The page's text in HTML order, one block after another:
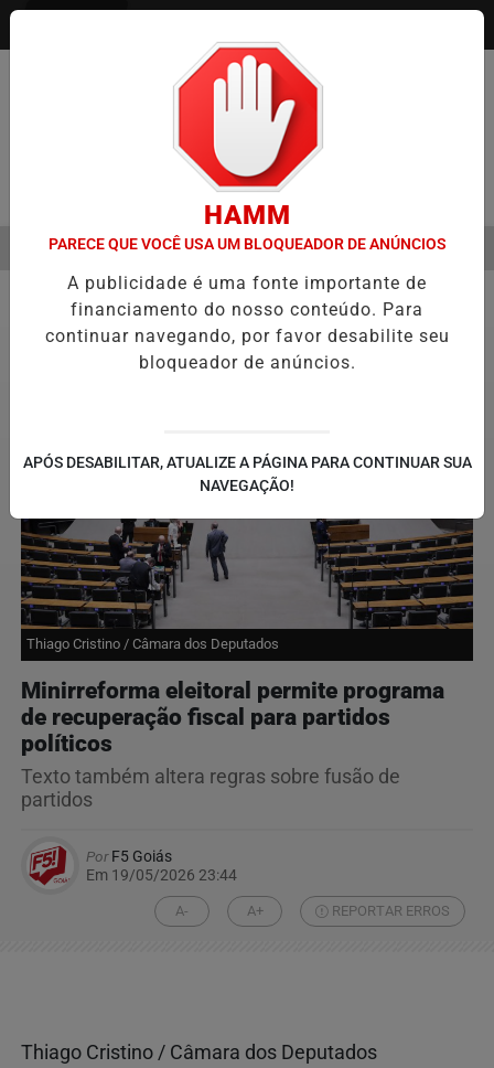
Pesquisar Notícia
É A VIRADA DO VAREJO ÓPTICO EM 2026 WELTON
EM ALTA
MENU
Política
Thiago Cristino / Câmara dos Deputados
Minirreforma eleitoral permite programa
de recuperação fiscal para partidos
políticos
Texto também altera regras sobre fusão de
partidos
PorF5 Goiás
Em 19/05/2026 23:44
A- A+ REPORTAR ERROS
Thiago Cristino / Câmara dos Deputados
HAMM
PARECE QUE VOCÊ USA UM BLOQUEADOR DE ANÚNCIOS
A publicidade é uma fonte importante de
financiamento do nosso conteúdo. Para
continuar navegando, por favor desabilite seu
bloqueador de anúncios.
APÓS DESABILITAR, ATUALIZE A PÁGINA PARA CONTINUAR SUA
NAVEGAÇÃO!